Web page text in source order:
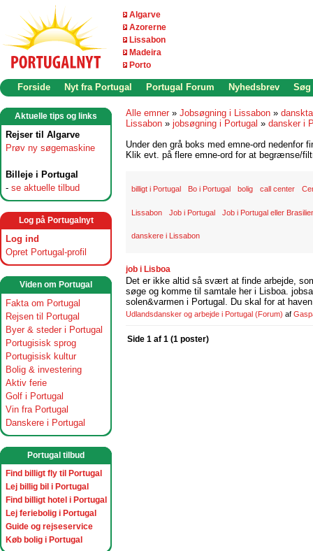
Algarve
Azorerne
Lissabon
Madeira
Porto
Forside Nyt fra Portugal Portugal Forum Nyhedsbrev Søg
Aktuelle tips og links
Rejser til Algarve
Prøv ny søgemaskine
Billeje i Portugal
- se aktuelle tilbud
Log på Portugalnyt
Log ind
Opret Portugal-profil
Viden om Portugal
Fakta om Portugal
Rejsen til Portugal
Byer & steder i Portugal
Portugisisk sprog
Portugisisk kultur
Bolig & investering
Aktiv ferie
Golf i Portugal
Vin fra Portugal
Danskere i Portugal
Portugal tilbud
Find billigt fly til Portugal
Lej billig bil i Portugal
Find billigt hotel i Portugal
Lej feriebolig i Portugal
Guide og rejseservice
Køb bolig i Portugal
Alle emner » Jobsøgning i Lissabon »
Lissabon » jobsøgning i Portugal » dansker i
Under den grå boks med emne-ord nedenfor
Klik evt. på flere emne-ord for at begrænse/
billigt i Portugal Bo i Portugal bolig call center
Lissabon Job i Portugal Job i Portugal eller
danskere i Lissabon
job i Lisboa
Det er ikke altid så svært at finde arbejde,
søge og komme til samtale her i Lisboa.
solen&varmen i Portugal. Du skal for at
Udlandsdansker og arbejde i Portugal (Forum) af
Side 1 af 1 (1 poster)